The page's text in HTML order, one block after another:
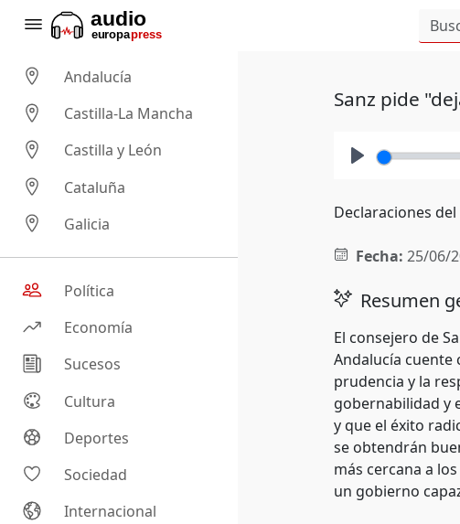
Andalucía
Castilla-La Mancha
Castilla y León
Cataluña
Galicia
Política
Economía
Sucesos
Cultura
Deportes
Sociedad
Internacional
Sanz pide
Declaraciones
Fecha: 25/06/
Resumen
El consejero de
Andalucía cuente
prudencia y la
gobernabilidad y
y que el éxito
se obtendrán
más cercana a
un gobierno